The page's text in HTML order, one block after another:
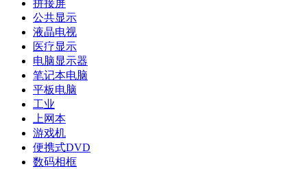
拼接屏
公共显示
液晶电视
医疗显示
电脑显示器
笔记本电脑
平板电脑
工业
上网本
游戏机
便携式DVD
数码相框